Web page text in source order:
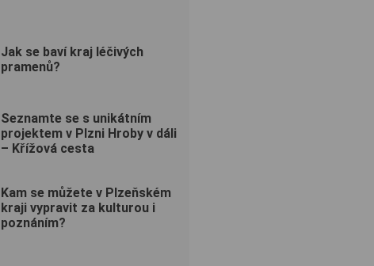
Jak se baví kraj léčivých
pramenů?
Seznamte se s unikátním
projektem v Plzni Hroby v dáli
– Křížová cesta
Kam se můžete v Plzeňském
kraji vypravit za kulturou i
poznáním?